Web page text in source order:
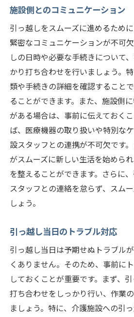
施設側とのコミュニケーション
引っ越しをスムーズに進めるため
緊密なコミュニケーションが不可
しの日時や必要な手続きについて
かり打ち合わせを行いましょう。
類や手続きの詳細を確認すること
ることができます。また、施設側
がある場合は、事前に伝えておく
ば、医療機器の取り扱いや特別な
設スタッフとの連携が不可欠です
がスムーズに新しい生活を始めら
を整えることができます。さらに
スタッフとの連絡を怠らず、スム
しょう。
引っ越し当日のトラブル対応
引っ越し当日は予期せぬトラブル
くありません。そのため、事前に
しておくことが重要です。まず、
打ち合わせをしっかり行い、作業
ましょう。特に、介護施設への引